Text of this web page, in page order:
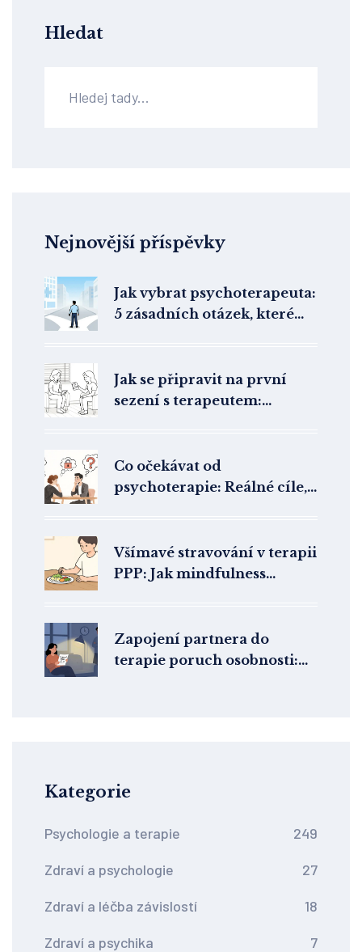
Hledat
Nejnovější příspěvky
Jak vybrat psychoterapeuta:
5 zásadních otázek, které
Jak se připravit na první
sezení s terapeutem:
Co očekávat od
psychoterapie: Reálné cíle,
Všímavé stravování v terapii
PPP: Jak mindfulness
Zapojení partnera do
terapie poruch osobnosti:
Kategorie
Psychologie a terapie 249
Zdraví a psychologie 27
Zdraví a léčba závislostí 18
Zdraví a psychika 7